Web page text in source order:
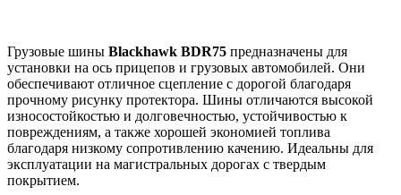
Грузовые шины Blackhawk BDR75 предназначены для
установки на ось прицепов и грузовых автомобилей. Они
обеспечивают отличное сцепление с дорогой благодаря
прочному рисунку протектора. Шины отличаются высокой
износостойкостью и долговечностью, устойчивостью к
повреждениям, а также хорошей экономией топлива
благодаря низкому сопротивлению качению. Идеальны для
эксплуатации на магистральных дорогах с твердым
покрытием.